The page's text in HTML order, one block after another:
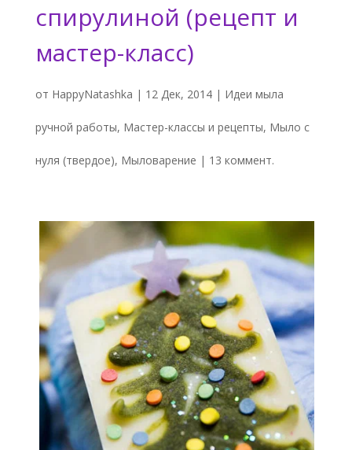
спирулиной (рецепт и
мастер-класс)
от HappyNatashka | 12 Дек, 2014| Идеи мыла
ручной работы, Мастер-классы и рецепты, Мыло с
нуля (твердое), Мыловарение | 13 коммент.